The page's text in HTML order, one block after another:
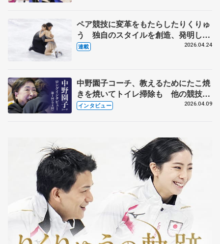
ペア競技に変革をもたらしたりくりゅ
う 独自のスタイルを創造、発明した
【引退発表後②】
連載 2026.04.24
中野園子コーチ、教えるためにたこ焼
きを焼いてトイレ掃除も 他の競技に
も通用するという坂本花織の筋肉
インタビュー 2026.04.09